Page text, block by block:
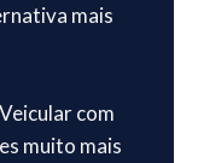
mais
com
muito mais